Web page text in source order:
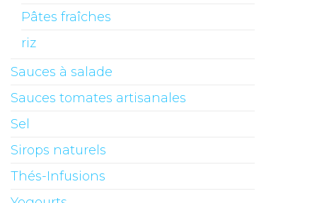
Pâtes fraîches
riz
Sauces à salade
Sauces tomates artisanales
Sel
Sirops naturels
Thés-Infusions